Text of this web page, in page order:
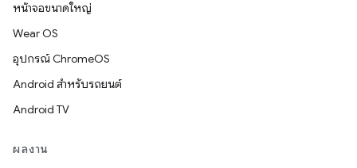
หน้าจอขนาดใหญ่
Wear OS
อุปกรณ์ ChromeOS
Android สำหรับรถยนต์
Android TV
ผลงาน